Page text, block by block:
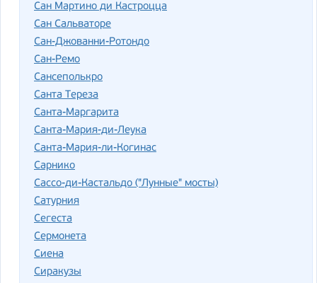
Сан Мартино ди Кастроцца
Сан Сальваторе
Сан-Джованни-Ротондо
Сан-Ремо
Сансеполькро
Санта Тереза
Санта-Маргарита
Санта-Мария-ди-Леука
Санта-Мария-ли-Когинас
Сарнико
Сассо-ди-Кастальдо ("Лунные" мосты)
Сатурния
Сегеста
Сермонета
Сиена
Сиракузы